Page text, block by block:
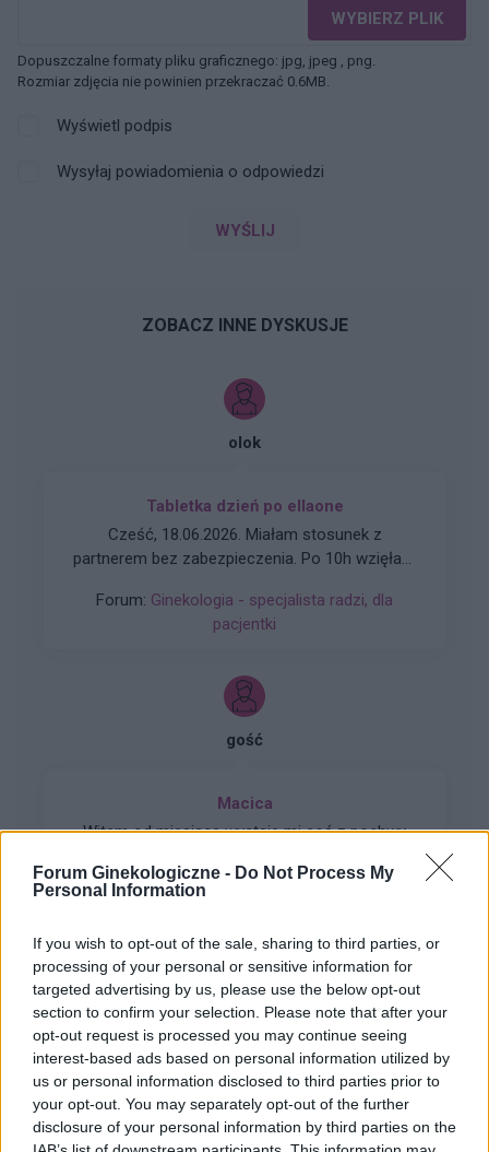
Forum Ginekologiczne - Do Not Process My
Personal Information
If you wish to opt-out of the sale, sharing to third parties, or
processing of your personal or sensitive information for
targeted advertising by us, please use the below opt-out
section to confirm your selection. Please note that after your
opt-out request is processed you may continue seeing
interest-based ads based on personal information utilized by
us or personal information disclosed to third parties prior to
your opt-out. You may separately opt-out of the further
disclosure of your personal information by third parties on the
WYBIERZ PLIK
Dopuszczalne formaty pliku graficznego: jpg, jpeg , png.
Rozmiar zdjęcia nie powinien przekraczać 0.6MB.
Wyświetl podpis
Wysyłaj powiadomienia o odpowiedzi
WYŚLIJ
ZOBACZ INNE DYSKUSJE
olok
Tabletka dzień po ellaone
Cześć, 18.06.2026. Miałam stosunek z
partnerem bez zabezpieczenia. Po 10h wzięłam
miesiączki to 25/26 maja. Zwykle mam okres
5dni. Cykl 28 dni. Za 2 dni powinnam dostać
niepłodne. Czy jest spora szansa na ciążę,
bardzo się stresuje
Forum: Ginekologia - specjalista radzi, dla
pacjentki
gość
Macica
Witam od miesiąca wystaje mi coś z pochwy
czy będzie konieczny zabieg
Forum:Ginekologia - forum dla rodziny i
gość
Co to może być/2 . (Treść krępująca)
Witam. Przychodzę z takim już ostatnim